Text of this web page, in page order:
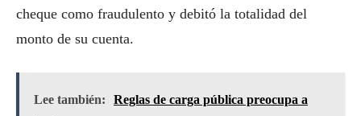
cheque como fraudulento y debitó la totalidad del
monto de su cuenta.
Lee también:
Reglas de carga pública preocupa a